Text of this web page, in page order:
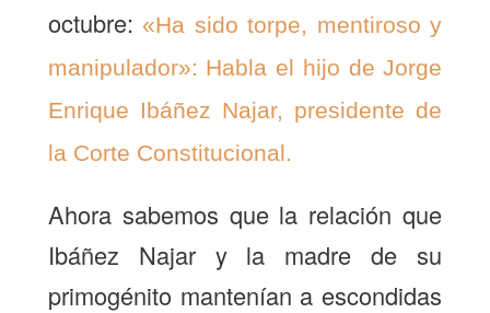
octubre: «Ha sido torpe, mentiroso y
manipulador»: Habla el hijo de Jorge
Enrique Ibáñez Najar, presidente de
la Corte Constitucional.
Ahora sabemos que la relación que
Ibáñez Najar y la madre de su
primogénito mantenían a escondidas